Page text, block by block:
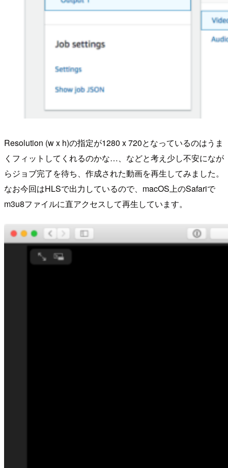
Resolution (w x h)の指定が1280 x 720となっているのはうま
くフィットしてくれるのかな…、などと考え少し不安になが
らジョブ完了を待ち、作成された動画を再生してみました。
なお今回はHLSで出力しているので、macOS上のSafariで
m3u8ファイルに直アクセスして再生しています。